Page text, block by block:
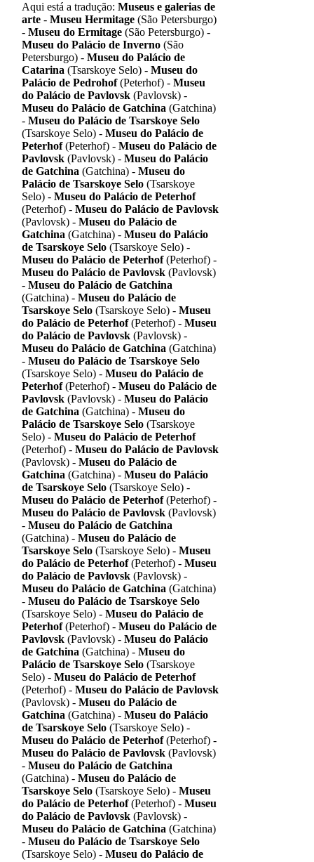
Aqui está a tradução: Museus e galerias de
arte - Museu Hermitage (São Petersburgo)
- Museu do Ermitage (São Petersburgo) -
Museu do Palácio de Inverno (São
Petersburgo) - Museu do Palácio de
Catarina (Tsarskoye Selo) - Museu do
Palácio de Pedrohof(Peterhof) - Museu
do Palácio de Pavlovsk (Pavlovsk) -
Museu do Palácio de Gatchina (Gatchina)
- Museu do Palácio de Tsarskoye Selo
(Tsarskoye Selo) - Museu do Palácio de
Peterhof(Peterhof) - Museu do Palácio de
Pavlovsk (Pavlovsk) - Museu do Palácio
de Gatchina (Gatchina) - Museu do
Palácio de Tsarskoye Selo (Tsarskoye
Selo) - Museu do Palácio de Peterhof
(Peterhof) - Museu do Palácio de Pavlovsk
(Pavlovsk) - Museu do Palácio de
Gatchina (Gatchina) - Museu do Palácio
de Tsarskoye Selo (Tsarskoye Selo) -
Museu do Palácio de Peterhof(Peterhof) -
Museu do Palácio de Pavlovsk (Pavlovsk)
- Museu do Palácio de Gatchina
(Gatchina) - Museu do Palácio de
Tsarskoye Selo (Tsarskoye Selo) - Museu
do Palácio de Peterhof(Peterhof) - Museu
do Palácio de Pavlovsk (Pavlovsk) -
Museu do Palácio de Gatchina (Gatchina)
- Museu do Palácio de Tsarskoye Selo
(Tsarskoye Selo) - Museu do Palácio de
Peterhof(Peterhof) - Museu do Palácio de
Pavlovsk (Pavlovsk) - Museu do Palácio
de Gatchina (Gatchina) - Museu do
Palácio de Tsarskoye Selo (Tsarskoye
Selo) - Museu do Palácio de Peterhof
(Peterhof) - Museu do Palácio de Pavlovsk
(Pavlovsk) - Museu do Palácio de
Gatchina (Gatchina) - Museu do Palácio
de Tsarskoye Selo (Tsarskoye Selo) -
Museu do Palácio de Peterhof(Peterhof) -
Museu do Palácio de Pavlovsk (Pavlovsk)
- Museu do Palácio de Gatchina
(Gatchina) - Museu do Palácio de
Tsarskoye Selo (Tsarskoye Selo) - Museu
do Palácio de Peterhof(Peterhof) - Museu
do Palácio de Pavlovsk (Pavlovsk) -
Museu do Palácio de Gatchina (Gatchina)
- Museu do Palácio de Tsarskoye Selo
(Tsarskoye Selo) - Museu do Palácio de
Peterhof(Peterhof) - Museu do Palácio de
Pavlovsk (Pavlovsk) - Museu do Palácio
de Gatchina (Gatchina) - Museu do
Palácio de Tsarskoye Selo (Tsarskoye
Selo) - Museu do Palácio de Peterhof
(Peterhof) - Museu do Palácio de Pavlovsk
(Pavlovsk) - Museu do Palácio de
Gatchina (Gatchina) - Museu do Palácio
de Tsarskoye Selo (Tsarskoye Selo) -
Museu do Palácio de Peterhof(Peterhof) -
Museu do Palácio de Pavlovsk (Pavlovsk)
- Museu do Palácio de Gatchina
(Gatchina) - Museu do Palácio de
Tsarskoye Selo (Tsarskoye Selo) - Museu
do Palácio de Peterhof(Peterhof) - Museu
do Palácio de Pavlovsk (Pavlovsk) -
Museu do Palácio de Gatchina (Gatchina)
- Museu do Palácio de Tsarskoye Selo
(Tsarskoye Selo) - Museu do Palácio de